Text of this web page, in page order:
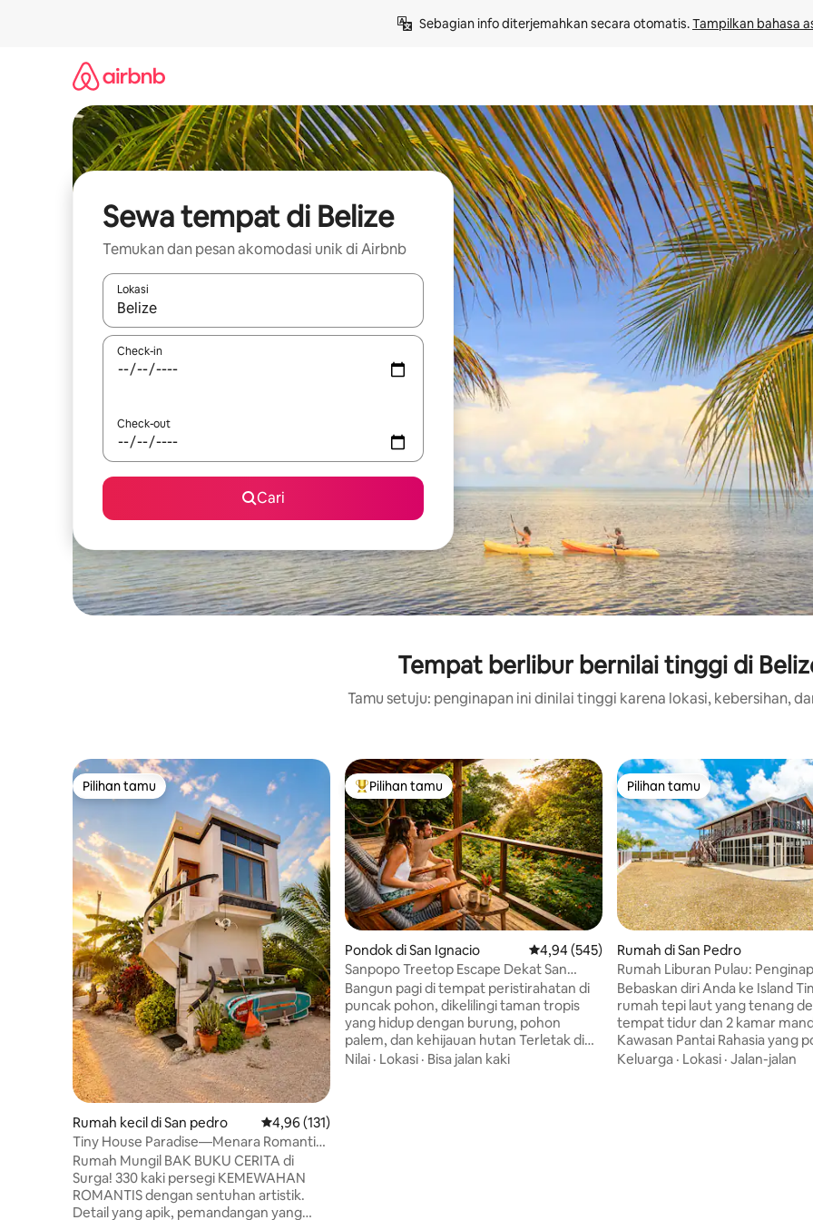
Sebagian info diterjemahkan secara otomatis. Tampilkan bahasa
Sewa tempat di Belize
Temukan dan pesan akomodasi unik di Airbnb
Lokasi
Jika hasil yang dicari tersedia, telusuri dengan tombol panah ke atas dan ke bawah atau jelajahi dengan sentuhan atau
Check-in
Check-out
Cari
Tempat berlibur bernilai tinggi di
Tamu setuju: penginapan ini dinilai tinggi karena lokasi, kebersihan,
Pilihan tamu
Pilihan tamu
Rumah kecil di San pedro Nilai rata-rata 4,96 dari 5, 131 ulasan
4,96 (131)
Tiny House Paradise—Menara Romantis
Hadap Pantai
Rumah Mungil BAK BUKU CERITA di
Surga! 330 kaki persegi KEMEWAHAN
ROMANTIS dengan sentuhan artistik.
Detail yang apik, pemandangan yang
Pilihan tamu terpopuler
Pilihan tamu
Pondok di San Ignacio Nilai rata-rata 4,94 dari 5, 545 ulasan
4,94 (545)
Sanpopo Treetop Escape Dekat San
Ignacio Birds/Nature
Bangun pagi di tempat peristirahatan di
puncak pohon, dikelilingi taman tropis
yang hidup dengan burung, pohon
palem, dan kehijauan hutan Terletak di
atas pepohonan, penginapan yang damai
Nilai · Lokasi · Bisa jalan kaki
Pilihan tamu
Pilihan tamu
Rumah di San Pedro
Rumah Liburan Pulau:
Rahasia
Bebaskan diri Anda ke Island
rumah tepi laut yang tenang
tempat tidur dan 2 kamar
Kawasan Pantai Rahasia yang
Nikmati dermaga pribadi,
Keluarga · Lokasi · Jalan-jalan